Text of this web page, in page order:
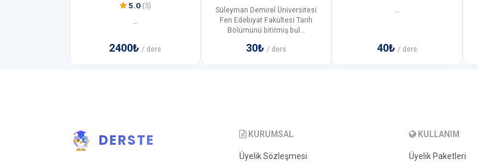
5.0 (5)
...
2400₺ / ders
Süleyman Demirel Üniversitesi
Fen Edebiyat Fakültesi Tarih
Bölümünü bitirmiş bul...
30₺ / ders
...
40₺ / ders
DERSTE KURUMSAL
Üyelik Sözleşmesi
KULLANIM
Üyelik Paketleri